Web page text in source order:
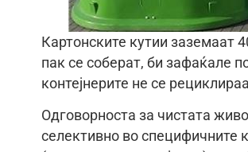
Картонските кутии заземаат
пак се соберат, би зафаќале
контејнерите не се
Одговорноста за чистата
селективно во специфичните